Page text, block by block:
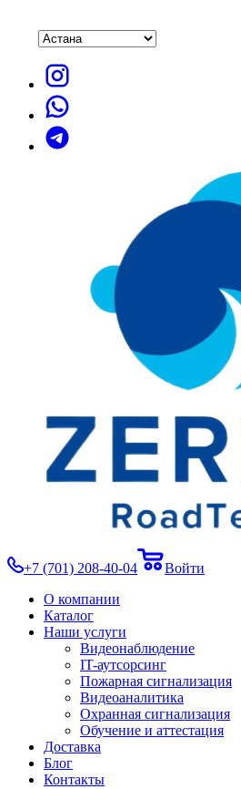
+7 (701) 208-40-04
Войти
О компании
Каталог
Наши услуги
Видеонаблюдение
IT-аутсорсинг
Пожарная сигнализация
Видеоаналитика
Охранная сигнализация
Обучение и аттестация
Доставка
Блог
Контакты